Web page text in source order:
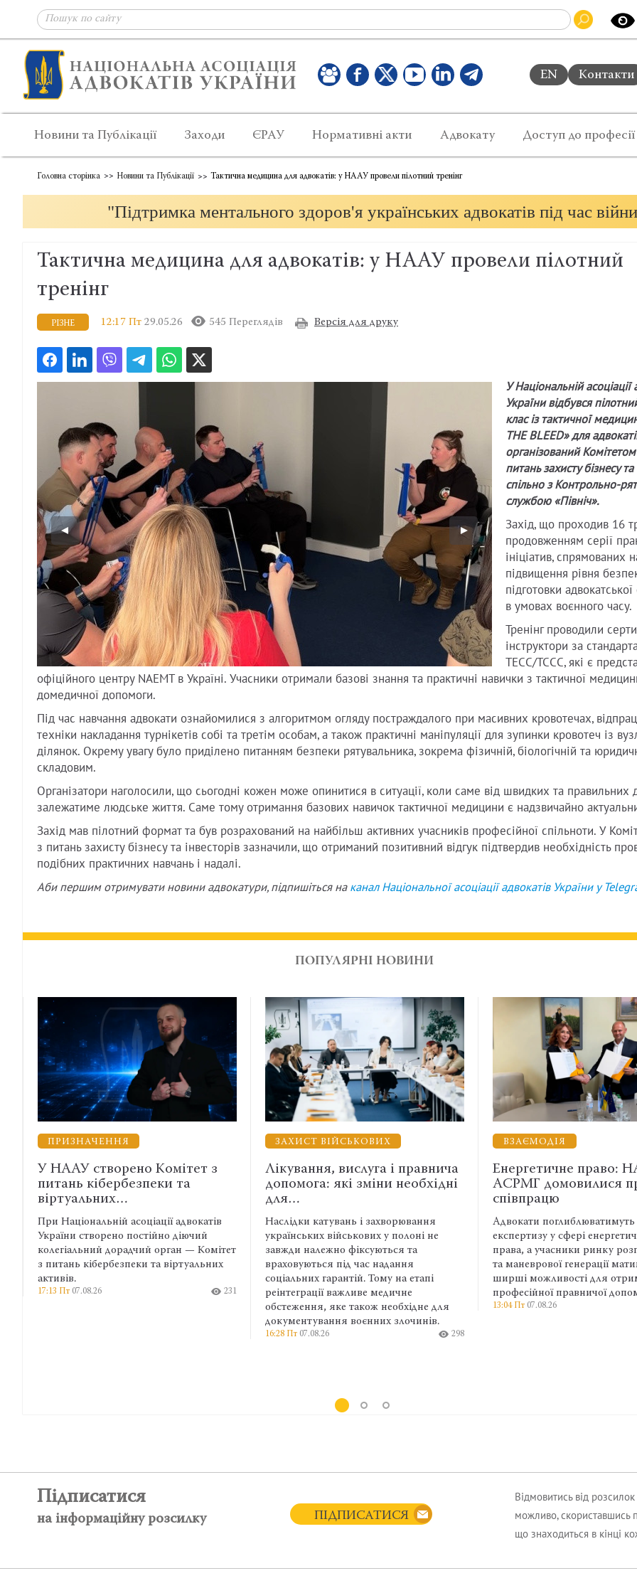
EN Контакти
Новини та Публікації Заходи ЄРАУ Нормативні акти Адвокату Доступ до професії
Головна сторінка Новини та Публікації Тактична медицина для адвокатів: у НААУ провели пілотний тренінг
"Підтримка ментального здоров'я українських адвокатів під час
Тактична медицина для адвокатів: у НААУ провели пілотний
тренінг
РІЗНЕ 12:17 Пт 29.05.26 545 Переглядів Версія для друку
У Національній асоціації
України відбувся
клас із тактичної
THE BLEED» для
організований
питань захисту бізнесу та
спільно з Контрольно-
службою «Північ».
Захід, що проходив 16
продовженням серії
ініціатив, спрямованих
підвищення рівня
підготовки
в умовах воєнного часу.
Тренінг проводили
інструктори за
TECC/TCCC, які є
офіційного центру NAEMT в Україні. Учасники отримали базові знання та практичні навички з тактичної
домедичної допомоги.
Під час навчання адвокати ознайомилися з алгоритмом огляду постраждалого при масивних кровотечах,
техніки накладання турнікетів собі та третім особам, а також практичні маніпуляції для зупинки кровотеч із
ділянок. Окрему увагу було приділено питанням безпеки рятувальника, зокрема фізичній, біологічній та
складовим.
Організатори наголосили, що сьогодні кожен може опинитися в ситуації, коли саме від швидких та правильних
залежатиме людське життя. Саме тому отримання базових навичок тактичної медицини є надзвичайно
Захід мав пілотний формат та був розрахований на найбільш активних учасників професійної спільноти. У
з питань захисту бізнесу та інвесторів зазначили, що отриманий позитивний відгук підтвердив необхідність
подібних практичних навчань і надалі.
Аби першим отримувати новини адвокатури, підпишіться на канал Національної асоціації адвокатів України у
ПОПУЛЯРНІ НОВИНИ
ПРИЗНАЧЕННЯ
У НААУ створено Комітет з
питань кібербезпеки та
віртуальних…
При Національній асоціації адвокатів
України створено постійно діючий
колегіальний дорадчий орган — Комітет
з питань кібербезпеки та віртуальних
активів.
17:13 Пт07.08.26 231
ЗАХИСТ ВІЙСЬКОВИХ
Лікування, вислуга і правнича
допомога: які зміни необхідні
для…
Наслідки катувань і захворювання
українських військових у полоні не
завжди належно фіксуються та
враховуються під час надання
соціальних гарантій. Тому на етапі
реінтеграції важливе медичне
обстеження, яке також необхідне для
документування воєнних злочинів.
16:28 Пт07.08.26 298
ВЗАЄМОДІЯ
Енергетичне право:
АСРМГ домовилися про
співпрацю
Адвокати поглиблюватимуть
експертизу у сфері енергетичного
права, а учасники ринку
та маневрової генерації матимуть
ширші можливості для
професійної правничої допомоги.
13:04 Пт07.08.26
Підписатися
на інформаційну розсилку ПІДПИСАТИСЯ
Відмовитись від
можливо, скориставшись
що знаходиться в кінці